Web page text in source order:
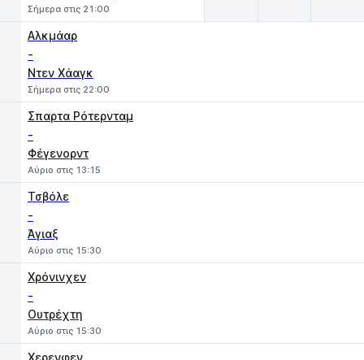
Σήμερα στις 21:00
Αλκμάαρ
-
Ντεν Χάαγκ
Σήμερα στις 22:00
Σπαρτα Ρότερνταμ
-
Φέγενορντ
Αύριο στις 13:15
Τσβόλε
-
Άγιαξ
Αύριο στις 15:30
Χρόνινχεν
-
Ουτρέχτη
Αύριο στις 15:30
Χερενφεν